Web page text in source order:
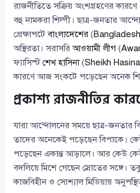
রাজনীতিতে সক্রিয় অংশগ্রহণের
বহু নামকরা শিল্পী। ছাত্র-জনতার
প্রেক্ষাপটেবাংলাদেশের (Bangladesh
অস্থিরতা। সরাসরিআওয়ামী লীগ(
ফ্যাসিস্টশেখ হাসিনা(Sheikh Hasina
কারণে আজ সংকটে পড়েছেন অনেক
প্রকাশ্য রাজনীতির
যারা আন্দোলনের সময়ে ছাত্র-জনতার
তাদের অনেকেই পড়েছেন বিপাকে।
পড়েছেন একান্ত আড়ালে। আর কেউ
বদলিয়ে মিশে গেছেন স্রোতের সঙ্গে।
কাজবিহীন ও সোশ্যাল মিডিয়ায়